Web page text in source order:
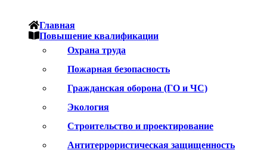
Главная
Повышение квалификации
Охрана труда
Пожарная безопасность
Гражданская оборона (ГО и ЧС)
Экология
Строительство и проектирование
Антитеррористическая защищенность